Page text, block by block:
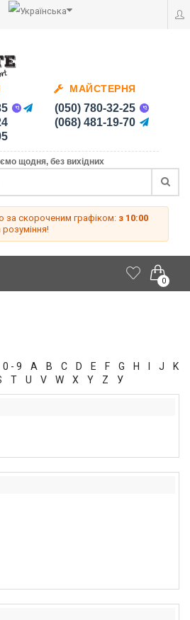
МАЙСТЕРНЯ
(050) 780-32-25
(068) 481-19-70
щодня, без вихідних
скороченим графіком: з 10:00
розуміння!
0
0 - 9 A B C D E F G H I J
K
T U V W X Y Z У